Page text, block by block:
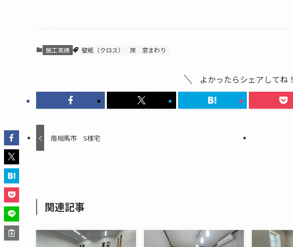
施工実績 壁紙（クロス） 床 窓まわり
よかったらシェアしてね！
南相馬市 S様宅
関連記事